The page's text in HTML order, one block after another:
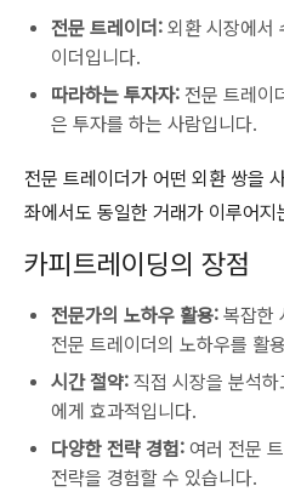
전문 트레이더: 외환 시장에서
이더입니다.
따라하는 투자자: 전문 트레이
은 투자를 하는 사람입니다.
전문 트레이더가 어떤 외환 쌍을
좌에서도 동일한 거래가 이루어지
카피트레이딩의 장점
전문가의 노하우 활용: 복잡한
전문 트레이더의 노하우를 활
시간 절약: 직접 시장을 분석
에게 효과적입니다.
다양한 전략 경험: 여러 전문
전략을 경험할 수 있습니다.